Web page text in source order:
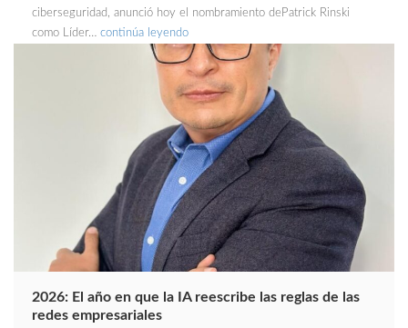
ciberseguridad, anunció hoy el nombramiento dePatrick Rinski
como Líder… continúa leyendo
2026: El año en que la IA reescribe las reglas de las
redes empresariales